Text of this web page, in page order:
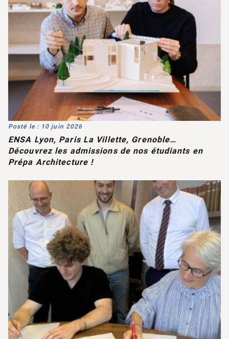
Posté le : 10 juin 2026
ENSA Lyon, Paris La Villette, Grenoble…
Découvrez les admissions de nos étudiants en
Prépa Architecture !